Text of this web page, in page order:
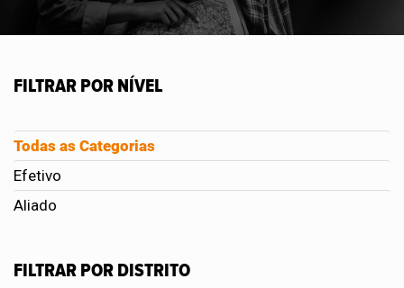
FILTRAR POR NÍVEL
Todas as Categorias
Efetivo
Aliado
FILTRAR POR DISTRITO